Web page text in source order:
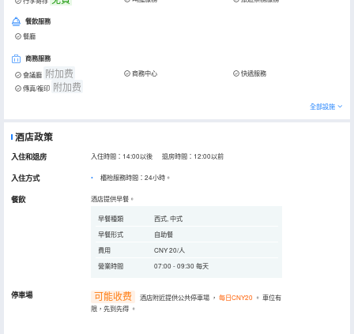
餐飲服務
餐廳
商務服務
會議廳 附加费 商務中心
快遞服務
傳真/複印 附加费
全部設施
酒店政策
入住和退房 入住時間：14:00以後 退房時間：12:00以前
入住方式 櫃枱服務時間：24小時。
餐飲 酒店提供早餐。
早餐種類
西式, 中式
早餐形式
自助餐
費用
CNY 20/人
營業時間
07:00 - 09:30 每天
停車場 可能收费 酒店附近提供公共停車場 ， 每日CNY20 。 車位有
限，先到先得 。